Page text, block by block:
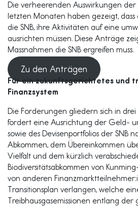
Die verheerenden Auswirkungen der
letzten Monaten haben gezeigt,
die SNB, ihre Aktivitäten auf eine
ausrichten müssen. Diese Anträge
Massnahmen die SNB ergreifen muss.
Zu den Anträgen
Für ein zukunftsgerichtetes und
Finanzsystem
Die Forderungen gliedern sich in
fordert eine Ausrichtung der Geld-
sowie des Devisenportfolios der SNB
Abkommen, dem Übereinkommen
Vielfalt und dem kürzlich
Biodiversitätsabkommen von
von anderen
Transitionsplan verlangen, welche
Treibhausgasemissionen entlang der